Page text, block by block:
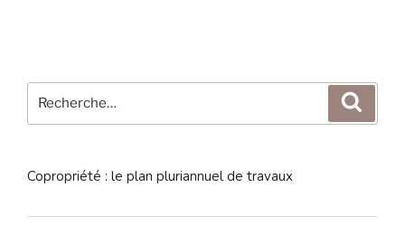
pour
Copropriété : le plan pluriannuel de travaux